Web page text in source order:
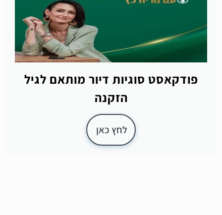
פודקאסט סוגיות דיור מותאם לגיל
הזקנה
לחץ כאן